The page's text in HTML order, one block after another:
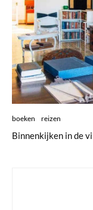
boeken reizen
Binnenkijken in de